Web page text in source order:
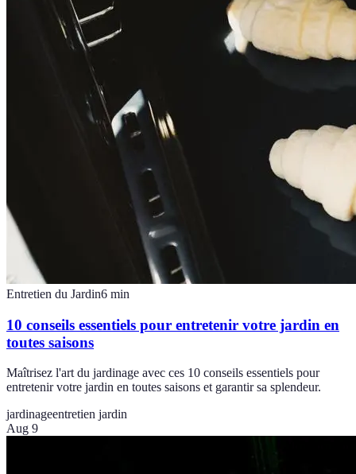
Entretien du Jardin6 min
10 conseils essentiels pour entretenir votre jardin en
toutes saisons
Maîtrisez l'art du jardinage avec ces 10 conseils essentiels pour
entretenir votre jardin en toutes saisons et garantir sa splendeur.
jardinageentretien jardin
Aug 9